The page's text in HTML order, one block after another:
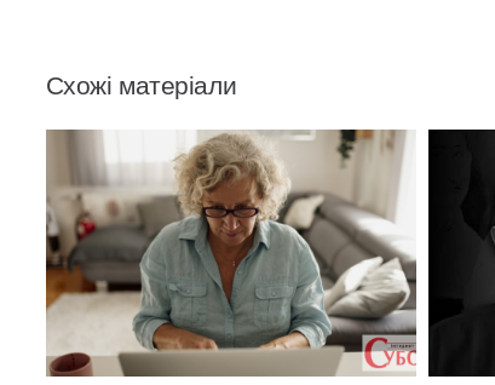
Схожі матеріали